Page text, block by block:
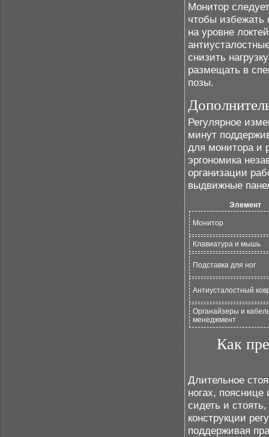
Монитор
чтобы
на уровне
снизить
размещать в
позы.
Регулярное
минут
для монитора и
эргономика
организации
выдвижные
Элемент
Монитор
Клавиатура и мышь
Подставка для ног
Антиусталостный
Органайзеры и
менеджмент
Как
Длительное
ногах,
сидеть и
конструкции
поддерживая